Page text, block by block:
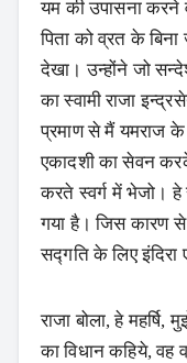
यम की उपासना करने
पिता को व्रत के
देखा। उन्होंने जो
का स्वामी राजा
प्रमाण से मैं यमराज के
एकादशी का सेवन
करते स्वर्ग में भेजो। हे
गया है। जिस कारण से
सद्गति के लिए इंदिरा
राजा बोला, हे
का विधान कहिये, वह